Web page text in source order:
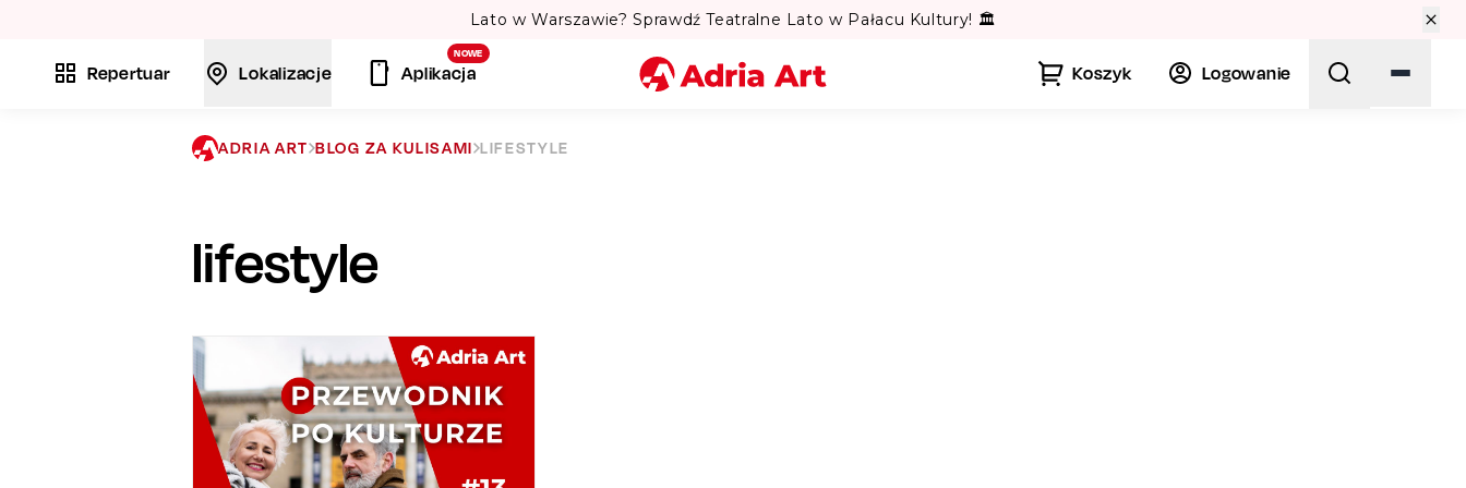
Lato w Warszawie? Sprawdź Teatralne Lato w Pałacu Kultury! 🏛️
Repertuar Lokalizacje
NOWE
Aplikacja Koszyk Logowanie
ADRIA ART BLOG ZA KULISAMI LIFESTYLE
lifestyle